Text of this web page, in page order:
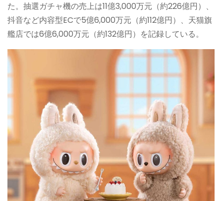
た。抽選ガチャ機の売上は11億3,000万元（約226億円）、
抖音など内容型ECで5億6,000万元（約112億円）、天猫旗
艦店では6億6,000万元（約132億円）を記録している。